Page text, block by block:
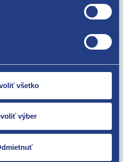
všetko
výber
- 2010
- 2015
vrátiť do 60 dní od
vám pošleme náhradu.